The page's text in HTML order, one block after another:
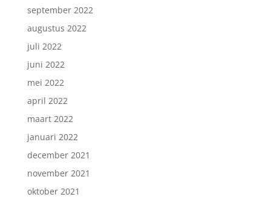
september 2022
augustus 2022
juli 2022
juni 2022
mei 2022
april 2022
maart 2022
januari 2022
december 2021
november 2021
oktober 2021